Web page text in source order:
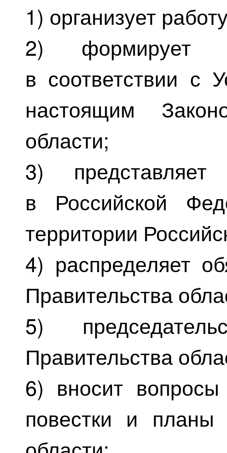
1) организует
2) формирует
в соответствии с
настоящим
области;
3) представляет
в Российской
территории
4) распределяет
Правительства
5)
Правительства
6) вносит
повестки и планы